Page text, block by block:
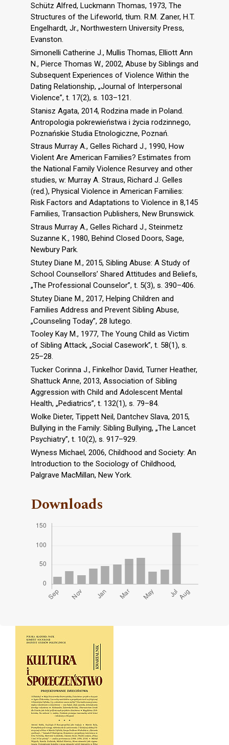
Schütz Alfred, Luckmann Thomas, 1973, The
Structures of the Lifeworld, tłum. R.M. Zaner, H.T.
Engelhardt, Jr., Northwestern University Press,
Evanston.
Simonelli Catherine J., Mullis Thomas, Elliott Ann
N., Pierce Thomas W., 2002, Abuse by Siblings and
Subsequent Experiences of Violence Within the
Dating Relationship, „Journal of Interpersonal
Violence”, t. 17(2), s. 103–121.
Stanisz Agata, 2014, Rodzina made in Poland.
Antropologia pokrewieństwa i życia rodzinnego,
Poznańskie Studia Etnologiczne, Poznań.
Straus Murray A., Gelles Richard J., 1990, How
Violent Are American Families? Estimates from
the National Family Violence Resurvey and other
studies, w: Murray A. Straus, Richard J. Gelles
(red.), Physical Violence in American Families:
Risk Factors and Adaptations to Violence in 8,145
Families, Transaction Publishers, New Brunswick.
Straus Murray A., Gelles Richard J., Steinmetz
Suzanne K., 1980, Behind Closed Doors, Sage,
Newbury Park.
Stutey Diane M., 2015, Sibling Abuse: A Study of
School Counsellors’ Shared Attitudes and Beliefs,
„The Professional Counselor”, t. 5(3), s. 390–406.
Stutey Diane M., 2017, Helping Children and
Families Address and Prevent Sibling Abuse,
„Counseling Today”, 28 lutego.
Tooley Kay M., 1977, The Young Child as Victim
of Sibling Attack, „Social Casework”, t. 58(1), s.
25–28.
Tucker Corinna J., Finkelhor David, Turner Heather,
Shattuck Anne, 2013, Association of Sibling
Aggression with Child and Adolescent Mental
Health, „Pediatrics”, t. 132(1), s. 79–84.
Wolke Dieter, Tippett Neil, Dantchev Slava, 2015,
Bullying in the Family: Sibling Bullying, „The Lancet
Psychiatry”, t. 10(2), s. 917–929.
Wyness Michael, 2006, Childhood and Society: An
Introduction to the Sociology of Childhood,
Palgrave MacMillan, New York.
Downloads
Cover image